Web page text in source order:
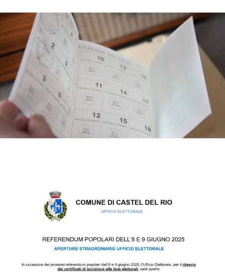
Tutti
gli
argomenti
Contenuto